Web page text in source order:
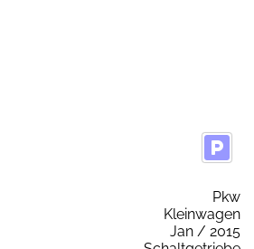
Pkw
Kleinwagen
Jan / 2015